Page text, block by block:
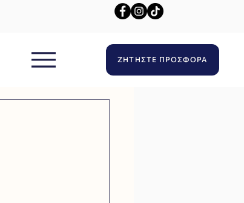
ΖΗΤΗΣΤΕ ΠΡΟΣΦΟΡΑ